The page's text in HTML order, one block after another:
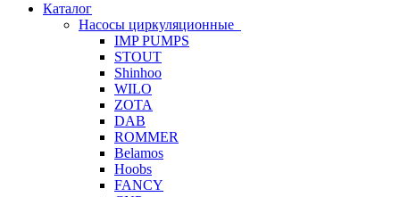
Каталог
Насосы циркуляционные
IMP PUMPS
STOUT
Shinhoo
WILO
ZOTA
DAB
ROMMER
Belamos
Hoobs
FANCY